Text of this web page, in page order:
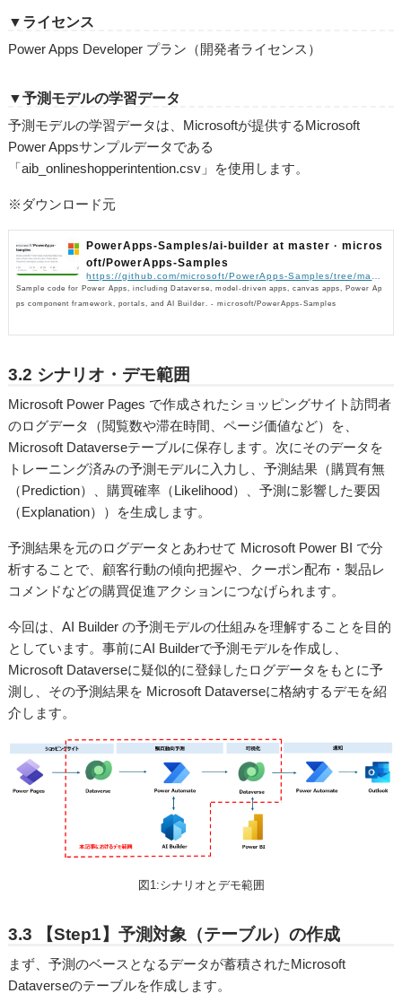
▼ライセンス
Power Apps Developer プラン（開発者ライセンス）
▼予測モデルの学習データ
予測モデルの学習データは、Microsoftが提供するMicrosoft
Power Appsサンプルデータである
「aib_onlineshopperintention.csv」を使用します。
※ダウンロード元
PowerApps-Samples/ai-builder at master · micros
oft/PowerApps-Samples
https://github.com/microsoft/PowerApps-Samples/tree/master/ai-builder
Sample code for Power Apps, including Dataverse, model-driven apps, canvas apps, Power Ap
ps component framework, portals, and AI Builder. - microsoft/PowerApps-Samples
3.2 シナリオ・デモ範囲
Microsoft Power Pages で作成されたショッピングサイト訪問者
のログデータ（閲覧数や滞在時間、ページ価値など）を、
Microsoft Dataverseテーブルに保存します。次にそのデータを
トレーニング済みの予測モデルに入力し、予測結果（購買有無
（Prediction）、購買確率（Likelihood）、予測に影響した要因
（Explanation））を生成します。
予測結果を元のログデータとあわせて Microsoft Power BI で分
析することで、顧客行動の傾向把握や、クーポン配布・製品レ
コメンドなどの購買促進アクションにつなげられます。
今回は、AI Builder の予測モデルの仕組みを理解することを目的
としています。事前にAI Builderで予測モデルを作成し、
Microsoft Dataverseに疑似的に登録したログデータをもとに予
測し、その予測結果を Microsoft Dataverseに格納するデモを紹
介します。
図1:シナリオとデモ範囲
3.3 【Step1】予測対象（テーブル）の作成
まず、予測のベースとなるデータが蓄積されたMicrosoft
Dataverseのテーブルを作成します。